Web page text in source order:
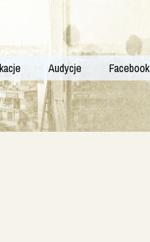
Audycje Facebook